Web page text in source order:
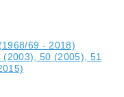
69 - 2018)
50 (2005), 51